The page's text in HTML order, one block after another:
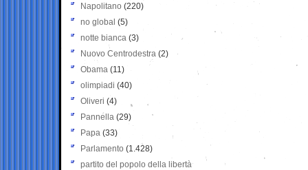
Napolitano (220)
no global (5)
notte bianca (3)
Nuovo Centrodestra (2)
Obama (11)
olimpiadi (40)
Oliveri (4)
Pannella (29)
Papa (33)
Parlamento (1.428)
partito del popolo della libertà